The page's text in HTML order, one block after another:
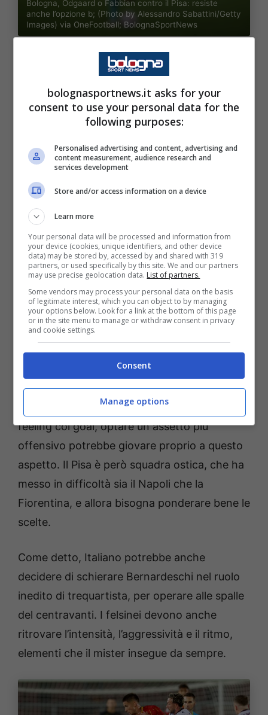
Bologna, Odgaard o Fabbian contro il Pisa: resiste
anche l’opzione b; (Photo by Alessandro Sabattini/Getty
Images) via OneFootball; BolognaSportNews
Il ballottaggio principale dovrebbe quindi
essere quello fra Fabbian, il quale
garantirebbe maggiore copertura in fase di
non possesso, oltre che inserimenti, e
Odgaard, che invece rappresenta un’opzione
più offensiva. Insieme al possibile impiego del
secondo, si farebbe largo anche l’ipotesi di
vedere Bernardeschi in un ruolo inedito.
Da tenere però in considerazione anche
Lewis Ferguson, il quale ha già interpretato
questo ruolo prima di spostarsi in mediana.
Questa possibilità è comunque remota, ma
non del tutto da escludere.
Nuovo ruolo per Bernardeschi?
Con un Bologna che ancora fatica a trovare il
feeling col goal, optare un assetto più
offensivo potrebbe giovare proprio a questo
aspetto. Il Pisa è però squadra ostica, che ha
messo in difficoltà sia il Napoli che la
Fiorentina, e allora bisogna ponderare bene le
scelte.
Come detto, Italiano potrebbe anche
decidere di schierare Bernardeschi nel ruolo
inedito di trequartista, per operare alle spalle
del centravanti. I felsinei devono anche
ritrovare l’intensità, l’aggressività e il ritmo,
elementi che il mister insegue da sempre.
bolognasportnews.it asks for your
consent to use your personal data for the
following purposes:
Personalised advertising and content, advertising and
content measurement, audience research and
services development
Store and/or access information on a device
Learn more
Your personal data will be processed and information from
your device (cookies, unique identifiers, and other device
data) may be stored by, accessed by and shared with 319
partners, or used specifically by this site. We and our partners
may use precise geolocation data. List of partners.
Some vendors may process your personal data on the basis
of legitimate interest, which you can object to by managing
your options below. Look for a link at the bottom of this page
or in the site menu to manage or withdraw consent in privacy
and cookie settings.
Consent
Manage options